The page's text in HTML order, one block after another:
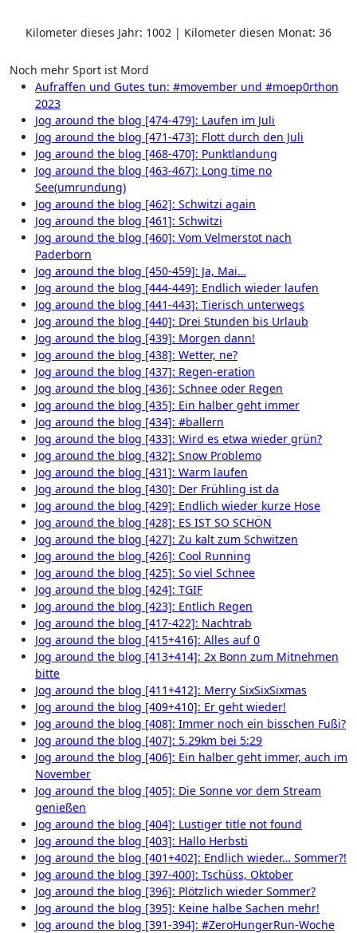
Kilometer dieses Jahr: 1002 | Kilometer diesen Monat: 36
Noch mehr Sport ist Mord
Aufraffen und Gutes tun: #movember und #moep0rthon
2023
Jog around the blog [474-479]: Laufen im Juli
Jog around the blog [471-473]: Flott durch den Juli
Jog around the blog [468-470]: Punktlandung
Jog around the blog [463-467]: Long time no
See(umrundung)
Jog around the blog [462]: Schwitzi again
Jog around the blog [461]: Schwitzi
Jog around the blog [460]: Vom Velmerstot nach
Paderborn
Jog around the blog [450-459]: Ja, Mai…
Jog around the blog [444-449]: Endlich wieder laufen
Jog around the blog [441-443]: Tierisch unterwegs
Jog around the blog [440]: Drei Stunden bis Urlaub
Jog around the blog [439]: Morgen dann!
Jog around the blog [438]: Wetter, ne?
Jog around the blog [437]: Regen-eration
Jog around the blog [436]: Schnee oder Regen
Jog around the blog [435]: Ein halber geht immer
Jog around the blog [434]: #ballern
Jog around the blog [433]: Wird es etwa wieder grün?
Jog around the blog [432]: Snow Problemo
Jog around the blog [431]: Warm laufen
Jog around the blog [430]: Der Frühling ist da
Jog around the blog [429]: Endlich wieder kurze Hose
Jog around the blog [428]: ES IST SO SCHÖN
Jog around the blog [427]: Zu kalt zum Schwitzen
Jog around the blog [426]: Cool Running
Jog around the blog [425]: So viel Schnee
Jog around the blog [424]: TGIF
Jog around the blog [423]: Entlich Regen
Jog around the blog [417-422]: Nachtrab
Jog around the blog [415+416]: Alles auf 0
Jog around the blog [413+414]: 2x Bonn zum Mitnehmen
bitte
Jog around the blog [411+412]: Merry SixSixSixmas
Jog around the blog [409+410]: Er geht wieder!
Jog around the blog [408]: Immer noch ein bisschen Fußi?
Jog around the blog [407]: 5.29km bei 5:29
Jog around the blog [406]: Ein halber geht immer, auch im
November
Jog around the blog [405]: Die Sonne vor dem Stream
genießen
Jog around the blog [404]: Lustiger title not found
Jog around the blog [403]: Hallo Herbsti
Jog around the blog [401+402]: Endlich wieder… Sommer?!
Jog around the blog [397-400]: Tschüss, Oktober
Jog around the blog [396]: Plötzlich wieder Sommer?
Jog around the blog [395]: Keine halbe Sachen mehr!
Jog around the blog [391-394]: #ZeroHungerRun-Woche